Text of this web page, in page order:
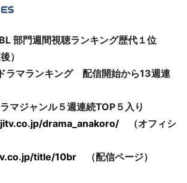
部門週間視聴ランキング歴代１位
）
ラマランキング 配信開始から13週連
マジャンル５週連続TOP５入り
drama_anakoro/ （オフィシ
title/10br （配信ページ）